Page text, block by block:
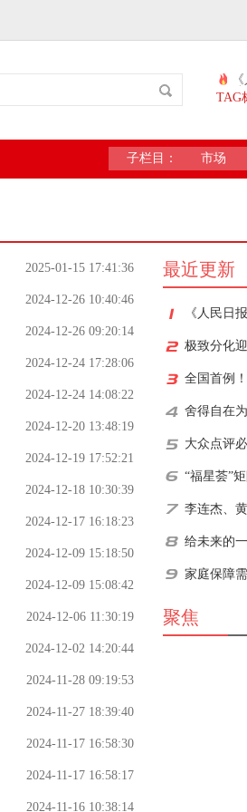
碳
TAG
子栏目： 市场
2025-01-15 17:41:36
2024-12-26 10:40:46
2024-12-26 09:20:14
2024-12-24 17:28:06
2024-12-24 14:08:22
2024-12-20 13:48:19
2024-12-19 17:52:21
2024-12-18 10:30:39
2024-12-17 16:18:23
2024-12-09 15:18:50
2024-12-09 15:08:42
2024-12-06 11:30:19
2024-12-02 14:20:44
2024-11-28 09:19:53
2024-11-27 18:39:40
2024-11-17 16:58:30
2024-11-17 16:58:17
2024-11-16 10:38:14
最近更新
《人民日
极致分化
全国首例
舍得自在
大众点评
“福星荟”
李连杰、
给未来的
家庭保障
聚焦